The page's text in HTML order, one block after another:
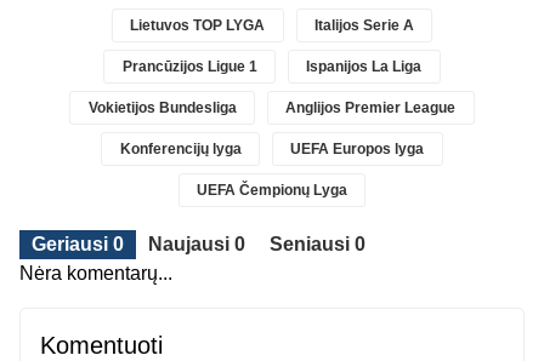
Lietuvos TOP LYGA Italijos Serie A
Prancūzijos Ligue 1 Ispanijos La Liga
Vokietijos Bundesliga Anglijos Premier League
Konferencijų lyga UEFA Europos lyga
UEFA Čempionų Lyga
Geriausi 0 Naujausi 0
Seniausi 0
Nėra komentarų...
Komentuoti